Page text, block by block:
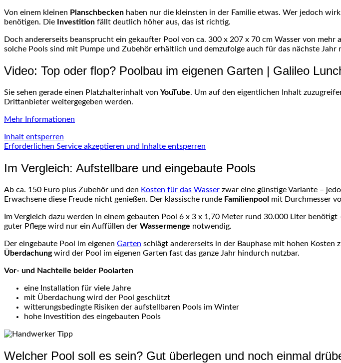
Von einem kleinen Planschbecken haben nur die kleinsten in der Familie etwas. Wer jedoch
benötigen. Die
Investition fällt deutlich höher aus, das ist richtig.
Doch andererseits beansprucht ein gekaufter Pool von ca. 300 x 207 x 70 cm Wasser von
solche Pools sind mit Pumpe und Zubehör erhältlich und demzufolge auch für das nächste
Video: Top oder flop? Poolbau im eigenen Garten | Galileo
Sie sehen gerade einen Platzhalterinhalt von YouTube. Um auf den eigentlichen Inhalt
Drittanbieter weitergegeben werden.
Mehr Informationen
Inhalt entsperren
Erforderlichen Service akzeptieren und Inhalte entsperren
Im Vergleich: Aufstellbare und eingebaute Pools
Ab ca. 150 Euro plus Zubehör und den Kosten für das Wasser zwar eine günstige Variante –
Erwachsene diese Freude nicht genießen. Der klassische runde Familienpool mit Durchmesser
Im Vergleich dazu werden in einem gebauten Pool 6 x 3 x 1,70 Meter rund 30.000 Liter
guter Pflege wird nur ein Auffüllen der Wassermenge notwendig.
Der eingebaute Pool im eigenen Garten schlägt andererseits in der Bauphase mit hohen
Überdachungwird der Pool im eigenen Garten fast das ganze Jahr hindurch nutzbar.
Vor- und Nachteile beider Poolarten
eine Installation für viele Jahre
mit Überdachung wird der Pool geschützt
witterungsbedingte Risiken der aufstellbaren Pools im Winter
hohe Investition des eingebauten Pools
Welcher Pool soll es sein? Gut überlegen und noch einmal